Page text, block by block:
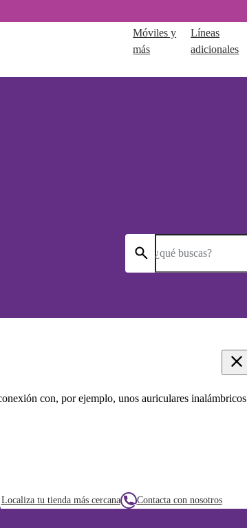
Móviles y
más
Líneas
adicionales
¿qué buscas?
con, por ejemplo, unos auriculares inalámbricos
Localiza tu tienda más cercana Contacta con nosotros